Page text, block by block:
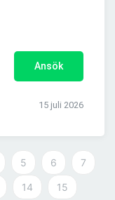
Ansök
15 juli 2026
5 6 7
14 15